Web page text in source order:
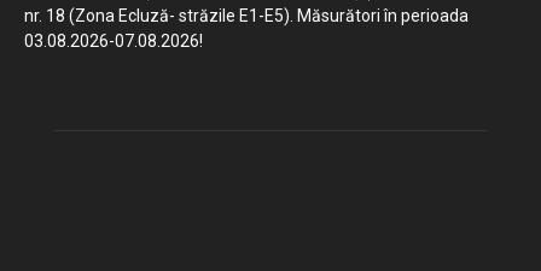
nr. 18 (Zona Ecluză- străzile E1-E5). Măsurători în perioada
03.08.2026-07.08.2026!